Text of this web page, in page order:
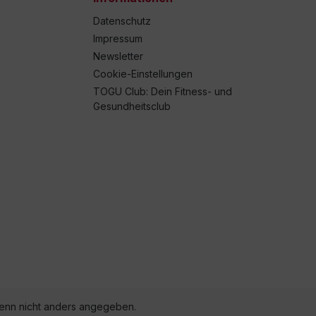
Datenschutz
Impressum
Newsletter
Cookie-Einstellungen
TOGU Club: Dein Fitness- und
Gesundheitsclub
nicht anders angegeben.